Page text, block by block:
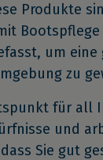
Produkte
um eine
zu
für all
und
Sie gut